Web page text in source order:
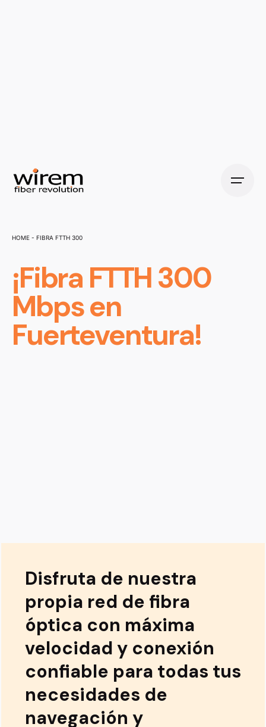
Home- Fibra FTTH 300
¡Fibra FTTH 300
Mbps en
Fuerteventura!
Disfruta de nuestra
propia red de fibra
óptica con máxima
velocidad y conexión
confiable para todas tus
necesidades de
navegación y